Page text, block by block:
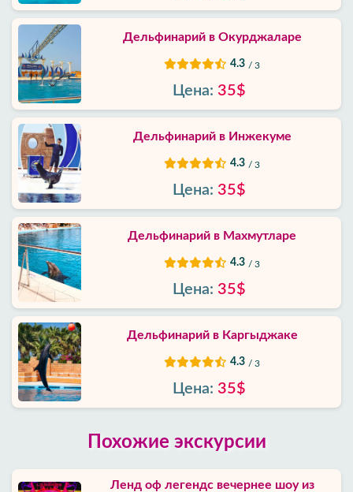
Дельфинарий в Окурджаларе
4.3 / 3
Цена: 35$
Дельфинарий в Инжекуме
4.3 / 3
Цена: 35$
Дельфинарий в Махмутларе
4.3 / 3
Цена: 35$
Дельфинарий в Каргыджак‎е
4.3 / 3
Цена: 35$
Похожие экскурсии
Ленд оф легендс вечернее шоу из